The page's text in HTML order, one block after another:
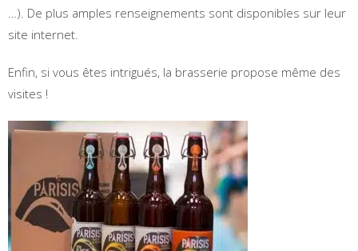
…). De plus amples renseignements sont disponibles sur leur
site internet.
Enfin, si vous êtes intrigués, la brasserie propose même des
visites !